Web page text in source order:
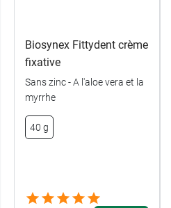
Biosynex Fittydent crème
fixative
Sans zinc - A l'aloe vera et la
myrrhe
40 g